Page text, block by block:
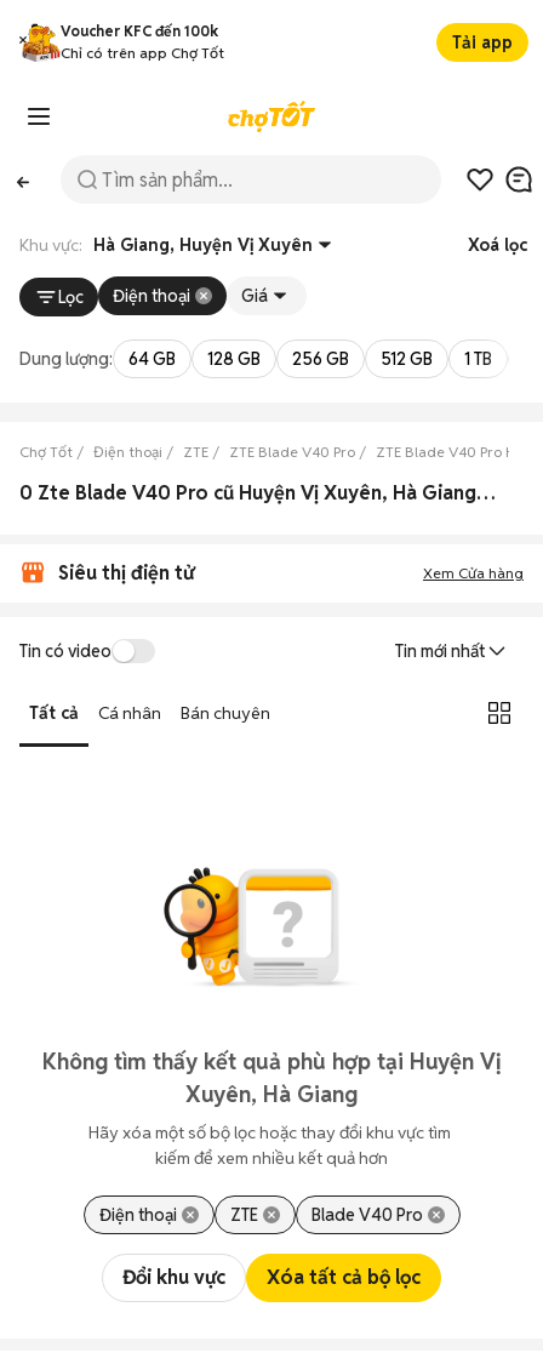
Voucher KFC đến 100k
Chỉ có trên app Chợ Tốt
Tải app
Khu vực: Hà Giang, Huyện Vị Xuyên Xoá lọc
Lọc Điện thoại Giá
Dung lượng: 64 GB 128 GB 256 GB 512 GB 1 TB
Chợ Tốt Điện thoại ZTE ZTE Blade V40 Pro ZTE Blade V40 Pro Hà
0 Zte Blade V40 Pro cũ Huyện Vị Xuyên, Hà Giang đẹp
Siêu thị điện tử Xem Cửa hàng
Tin có video Tin mới nhất
Tất cả Cá nhân Bán chuyên
Không tìm thấy kết quả phù hợp tại Huyện Vị
Xuyên, Hà Giang
Hãy xóa một số bộ lọc hoặc thay đổi khu vực tìm
kiếm để xem nhiều kết quả hơn
Điện thoại ZTE Blade V40 Pro
Đổi khu vực Xóa tất cả bộ lọc